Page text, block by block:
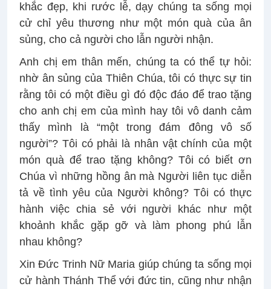
khắc đẹp, khi rước lễ, dạy chúng ta sống mọi
cử chỉ yêu thương như một món quà của ân
sủng, cho cả người cho lẫn người nhận.
Anh chị em thân mến, chúng ta có thể tự hỏi:
nhờ ân sủng của Thiên Chúa, tôi có thực sự tin
rằng tôi có một điều gì đó độc đáo để trao tặng
cho anh chị em của mình hay tôi vô danh cảm
thấy mình là “một trong đám đông vô số
người”? Tôi có phải là nhân vật chính của một
món quà để trao tặng không? Tôi có biết ơn
Chúa vì những hồng ân mà Người liên tục diễn
tả về tình yêu của Người không? Tôi có thực
hành việc chia sẻ với người khác như một
khoảnh khắc gặp gỡ và làm phong phú lẫn
nhau không?
Xin Đức Trinh Nữ Maria giúp chúng ta sống mọi
cử hành Thánh Thể với đức tin, cũng như nhận